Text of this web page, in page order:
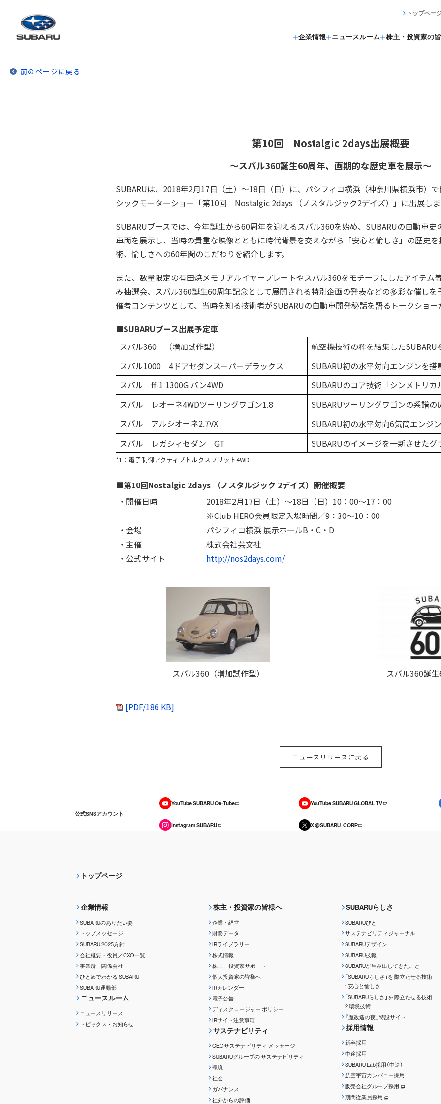
企業情報 ニュースルーム 株主・投資家の
トップペー
前のページに戻る
第10回 Nostalgic 2days出展概要
～スバル360誕生60周年、画期的な歴史車を展示～
SUBARUは、2018年2月17日（土）～18日（日）に、パシフィコ横浜（神奈川県横浜市）
シックモーターショー「第10回 Nostalgic 2days （ノスタルジック2デイズ）」に出展しま
SUBARUブースでは、今年誕生から60周年を迎えるスバル360を始め、SUBARUの自動車
車両を展示し、当時の貴重な映像とともに時代背景を交えながら「安心と愉しさ」の歴史
術、愉しさへの60年間のこだわりを紹介します。
また、数量限定の有田焼メモリアルイヤープレートやスバル360をモチーフにしたアイテム
み抽選会、スバル360誕生60周年記念として展開される特別企画の発表などの多彩な催しを
催者コンテンツとして、当時を知る技術者がSUBARUの自動車開発秘話を語るトークショー
■SUBARUブース出展予定車
スバル360 （増加試作型）
航空機技術の粋を結集したSUBARU
スバル1000 4ドアセダンスーパーデラックス
SUBARU初の水平対向エンジンを搭
スバル ff-1 1300G バン4WD
SUBARUのコア技術「シンメトリカ
スバル レオーネ4WDツーリングワゴン1.8
SUBARUツーリングワゴンの系譜の
スバル アルシオーネ2.7VX
SUBARU初の水平対向6気筒エンジ
スバル レガシィセダン GT
SUBARUのイメージを一新させたグ
*1：電子制御アクティブトルクスプリット4WD
■第10回Nostalgic 2days （ノスタルジック 2デイズ）開催概要
・開催日時
2018年2月17日（土）～18日（日）10：00～17：00
※Club HERO会員限定入場時間／9：30～10：00
・会場
パシフィコ横浜 展示ホールB・C・D
・主催
株式会社芸文社
・公式サイト
http://nos2days.com/
スバル360（増加試作型） スバル360誕
[PDF/186 KB]
ニュースリリースに戻る
公式SNSアカウント
YouTube SUBARU On-Tube YouTube SUBARU GLOBAL TV
Instagram SUBARU X @SUBARU_CORP
トップページ
企業情報
SUBARUのありたい姿
トップメッセージ
SUBARU 2025方針
会社概要・役員／CXO一覧
事業所・関係会社
ひとめでわかる SUBARU
SUBARU運動部
ニュースルーム
ニュースリリース
トピックス・お知らせ
株主・投資家の皆様へ
企業・経営
財務データ
IRライブラリー
株式情報
株主・投資家サポート
個人投資家の皆様へ
IRカレンダー
電子公告
ディスクロージャーポリシー
IRサイト注意事項
サステナビリティ
CEOサステナビリティ メッセージ
SUBARUグループのサステナビリティ
環境
社会
ガバナンス
社外からの評価
SUBARUらしさ
SUBARUびと
サステナビリティジャーナル
SUBARUデザイン
SUBARU技報
SUBARUが生み出してきたこと
「SUBARUらしさ」を 際立たせる技術
1.安心と愉しさ
「SUBARUらしさ」を 際立たせる技術
2.環境技術
『魔改造の夜』特設サイト
採用情報
新卒採用
中途採用
SUBARU Lab採用（中途）
航空宇宙カンパニー採用
販売会社グループ採用
期間従業員採用